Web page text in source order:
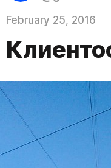
February 25, 2016